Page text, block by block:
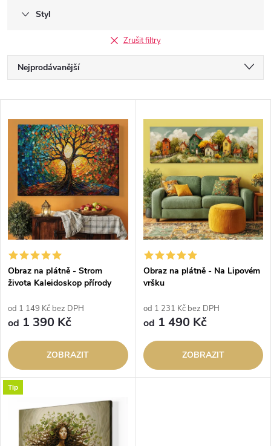
Styl
Zrušit filtry
Ř
a
z
e
n
í
p
r
o
d
u
k
Nejprodávanější
Abecedně
V
ý
p
i
s
p
r
o
d
u
k
Obraz na plátně - Strom
života Kaleidoskop přírody
od 1 149 Kč bez DPH
od 1 390 Kč
ZOBRAZIT
Obraz na plátně - Na Lipovém
vršku
od 1 231 Kč bez DPH
od 1 490 Kč
ZOBRAZIT
Tip